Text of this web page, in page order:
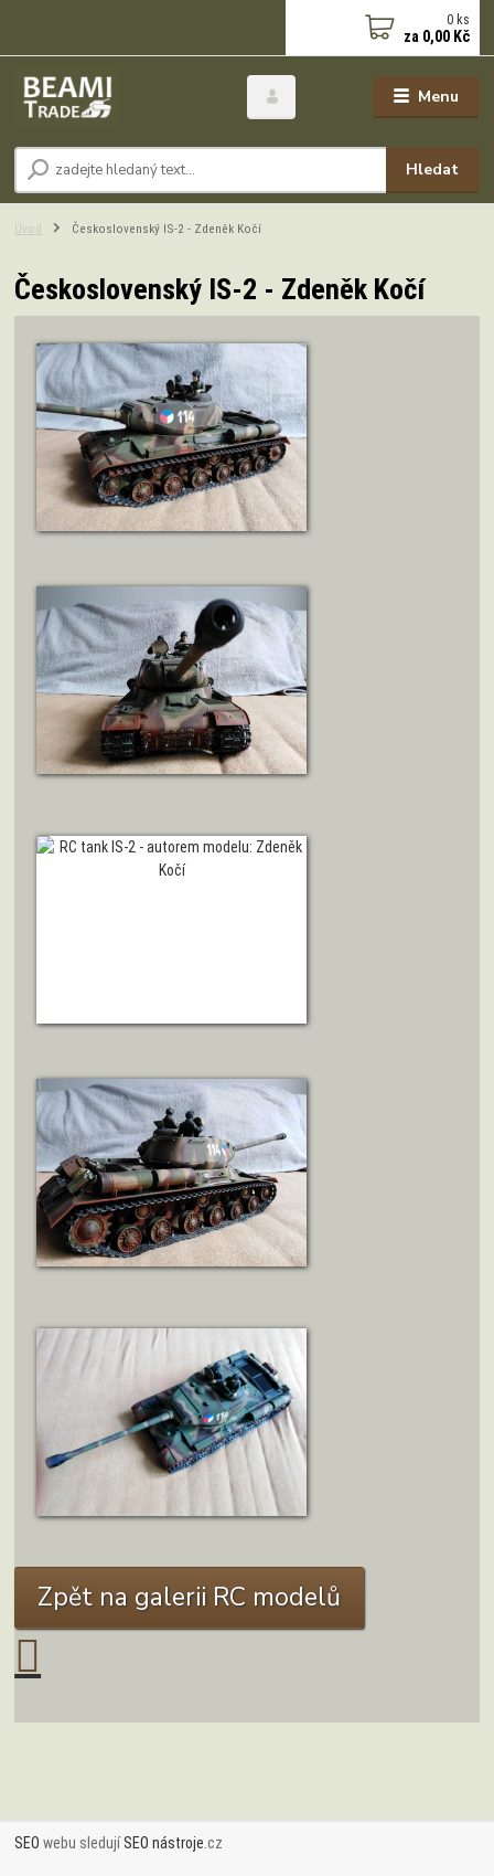
Menu
Hledat
0 ks
za 0,00 Kč
Úvod Československý IS-2 - Zdeněk Kočí
Československý IS-2 - Zdeněk Kočí
ZOBRAZIT DETAIL
ZOBRAZIT DETAIL
ZOBRAZIT DETAIL
ZOBRAZIT DETAIL
ZOBRAZIT DETAIL
Zpět na galerii RC modelů
SEO webu sledujíSEO nástroje .cz